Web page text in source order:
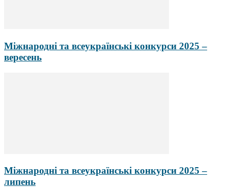
Міжнародні та всеукраїнські конкурси 2025 –
вересень
Міжнародні та всеукраїнські конкурси 2025 –
липень